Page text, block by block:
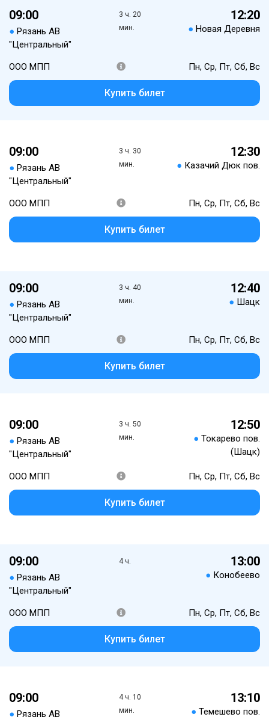
09:00
● Рязань АВ
"Центральный"
3 ч. 20
мин.
12:20
● Новая Деревня
ООО МПП Пн, Ср, Пт, Сб, Вс
Купить билет
09:00
● Рязань АВ
"Центральный"
3 ч. 30
мин.
12:30
● Казачий Дюк пов.
ООО МПП Пн, Ср, Пт, Сб, Вс
Купить билет
09:00
● Рязань АВ
"Центральный"
3 ч. 40
мин.
12:40
● Шацк
ООО МПП Пн, Ср, Пт, Сб, Вс
Купить билет
09:00
● Рязань АВ
"Центральный"
3 ч. 50
мин.
12:50
● Токарево пов.
(Шацк)
ООО МПП Пн, Ср, Пт, Сб, Вс
Купить билет
09:00
● Рязань АВ
"Центральный"
4 ч. 13:00
● Конобеево
ООО МПП Пн, Ср, Пт, Сб, Вс
Купить билет
09:00
● Рязань АВ
4 ч. 10
мин.
13:10
● Темешево пов.